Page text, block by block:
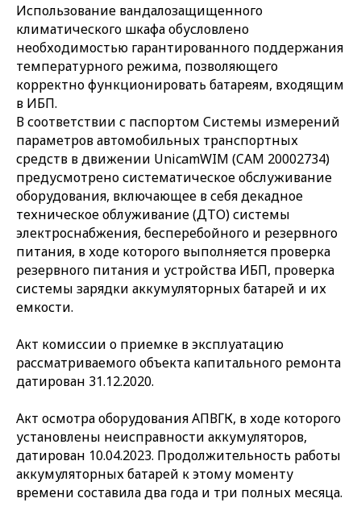
Использование вандалозащищенного
климатического шкафа обусловлено
необходимостью гарантированного поддержания
температурного режима, позволяющего
корректно функционировать батареям, входящим
в ИБП.
В соответствии с паспортом Системы измерений
параметров автомобильных транспортных
средств в движении UnicamWIM (CAM 20002734)
предусмотрено систематическое обслуживание
оборудования, включающее в себя декадное
техническое облуживание (ДТО) системы
электроснабжения, бесперебойного и резервного
питания, в ходе которого выполняется проверка
резервного питания и устройства ИБП, проверка
системы зарядки аккумуляторных батарей и их
емкости.
Акт комиссии о приемке в эксплуатацию
рассматриваемого объекта капитального ремонта
датирован 31.12.2020.
Акт осмотра оборудования АПВГК, в ходе которого
установлены неисправности аккумуляторов,
датирован 10.04.2023. Продолжительность работы
аккумуляторных батарей к этому моменту
времени составила два года и три полных месяца.